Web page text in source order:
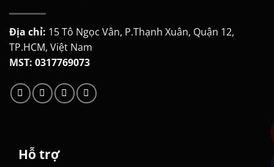
Địa chỉ: 15 Tô Ngọc Vân, P.Thạnh Xuân, Quận 12,
TP.HCM, Việt Nam
MST: 0317769073
Hỗ trợ